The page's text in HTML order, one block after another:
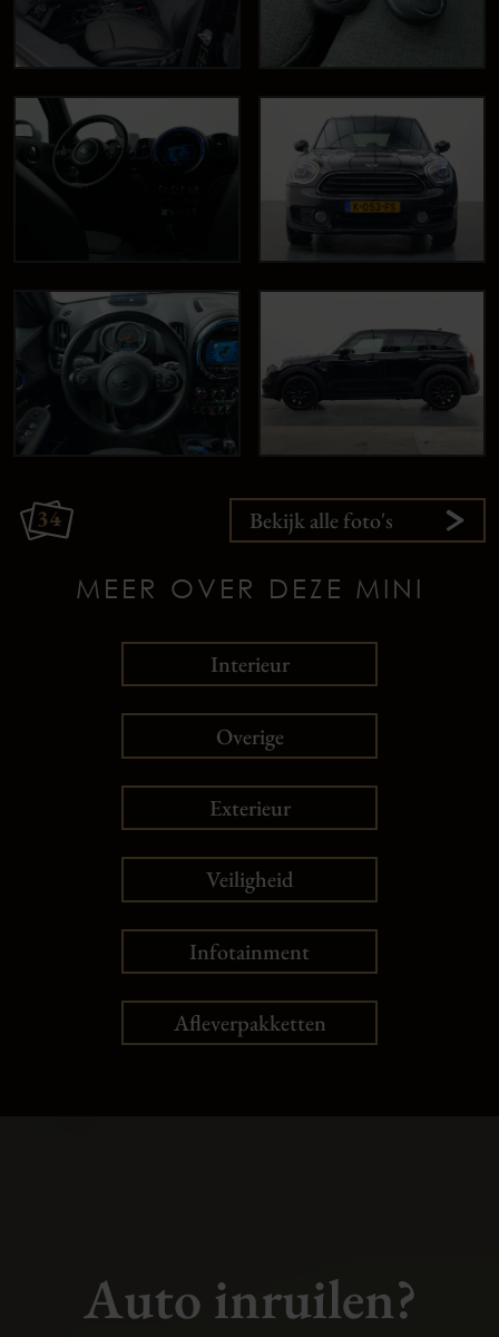
34 Bekijk alle foto's
MEER OVER DEZE MINI
Interieur
Overige
Exterieur
Veiligheid
Infotainment
Afleverpakketten
Auto inruilen?